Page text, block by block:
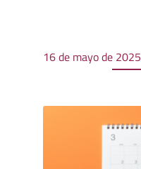
16 de mayo de 2025